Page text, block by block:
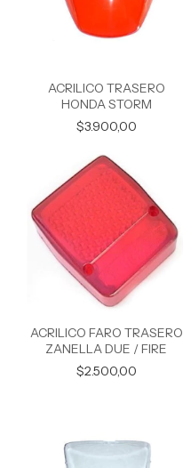
ACRILICO TRASERO
HONDA STORM
$3.900,00
ACRILICO FARO TRASERO
ZANELLA DUE / FIRE
$2.500,00